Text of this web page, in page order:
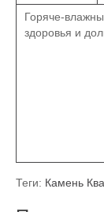
Горяче-
здоровья и
Теги: Камень